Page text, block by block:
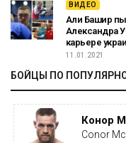
ВИДЕО
Али Башир
Александра
карьере
11.01.2021
БОЙЦЫ ПО
Конор
Conor